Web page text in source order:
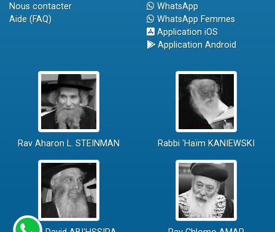
Nous contacter
Aide (FAQ)
WhatsApp
WhatsApp Femmes
Application iOS
Application Android
Rav Aharon L. STEINMAN Rabbi 'Haïm KANIEWSKI